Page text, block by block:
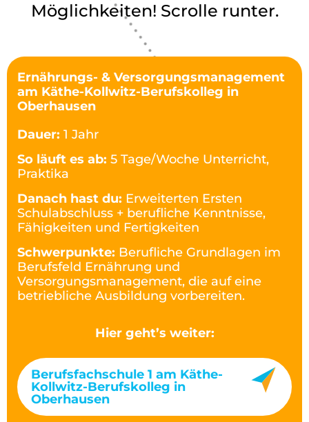
Möglichkeiten! Scrolle runter.
Ernährungs- & Versorgungsmanagement
am Käthe-Kollwitz-Berufskolleg in
Oberhausen
Dauer: 1 Jahr
So läuft es ab: 5 Tage/Woche Unterricht,
Praktika
Danach hast du: Erweiterten Ersten
Schulabschluss + berufliche Kenntnisse,
Fähigkeiten und Fertigkeiten
Schwerpunkte: Berufliche Grundlagen im
Berufsfeld Ernährung und
Versorgungsmanagement, die auf eine
betriebliche Ausbildung vorbereiten.
Hier geht’s weiter:
Berufsfachschule 1 am Käthe-
Kollwitz-Berufskolleg in
Oberhausen